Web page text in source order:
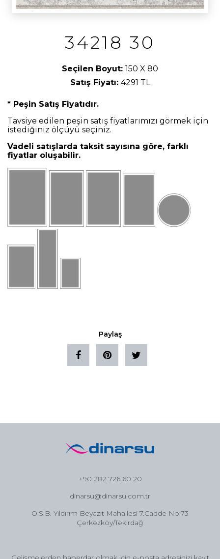
34218 30
Seçilen Boyut: 150 X 80
Satış Fiyatı: 4291 TL
* Peşin Satış Fiyatıdır.
Tavsiye edilen peşin satış fiyatlarımızı görmek için
istediğiniz ölçüyü seçiniz.
Vadeli satışlarda taksit sayısına göre, farklı
fiyatlar oluşabilir.
Paylaş
+90 282 726 60 20
dinarsu@dinarsu.com.tr
O.S.B. Yıldırım Beyazıt Mahallesi 7.Cadde No:73
Çerkezköy/Tekirdağ